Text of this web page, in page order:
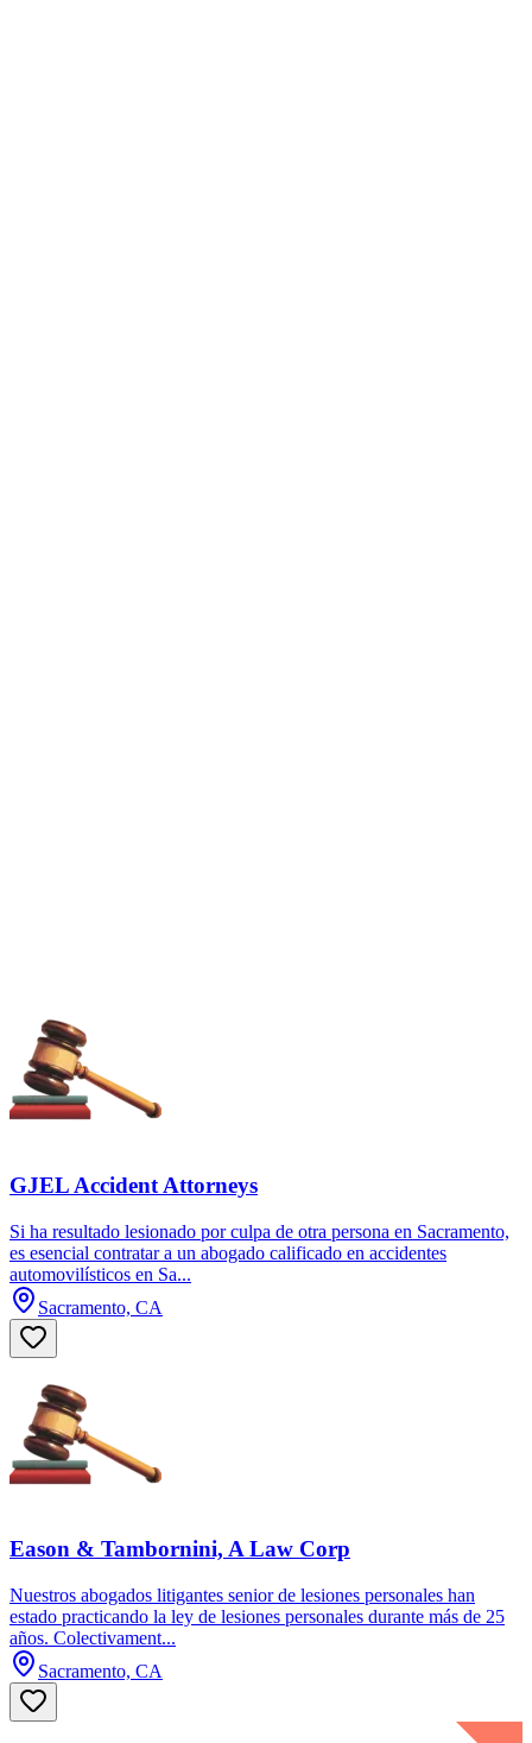
GJEL Accident Attorneys
Si ha resultado lesionado por culpa de otra persona en Sacramento,
es esencial contratar a un abogado calificado en accidentes
automovilísticos en Sa...
Sacramento, CA
Eason & Tambornini, A Law Corp
Nuestros abogados litigantes senior de lesiones personales han
estado practicando la ley de lesiones personales durante más de 25
años. Colectivament...
Sacramento, CA